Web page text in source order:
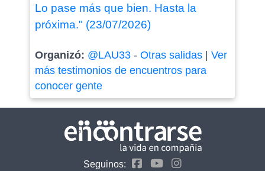
Lo pase más que bien. Hasta la
próxima." (23/07/2026)
Organizó: @LAU33- Otras salidas| Ver
más testimonios de encuentros para
conocer gente
Seguinos: